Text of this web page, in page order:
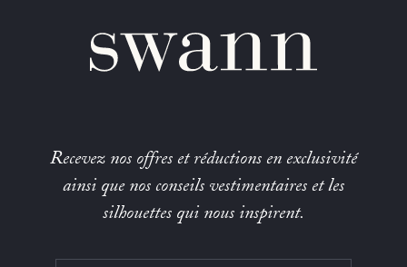
Recevez nos offres et réductions en exclusivité
ainsi que nos conseils vestimentaires et les
silhouettes qui nous inspirent.